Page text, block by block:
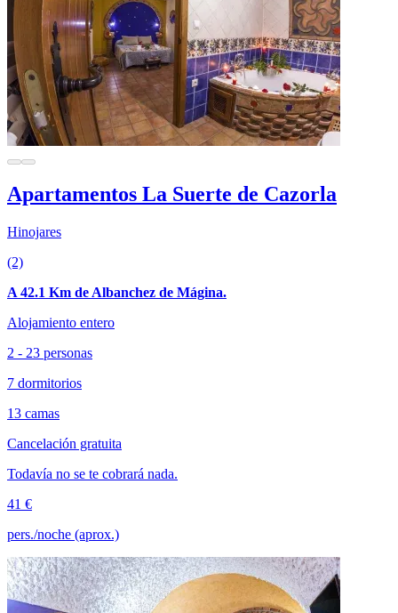
Apartamentos La Suerte de Cazorla
Hinojares
(2)
A 42.1 Km de Albanchez de Mágina.
Alojamiento entero
2 - 23 personas
7 dormitorios
13 camas
Cancelación gratuita
Todavía no se te cobrará nada.
41 €
pers./noche (aprox.)